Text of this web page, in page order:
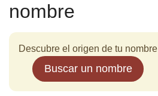
nombre
Descubre el origen de tu nombre
Buscar un nombre